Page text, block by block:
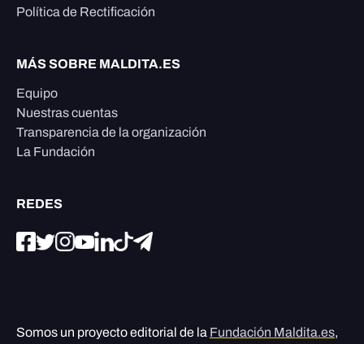
Política de Rectificación
MÁS SOBRE MALDITA.ES
Equipo
Nuestras cuentas
Transparencia de la organización
La Fundación
REDES
Somos un proyecto editorial de la Fundación Maldita.es,